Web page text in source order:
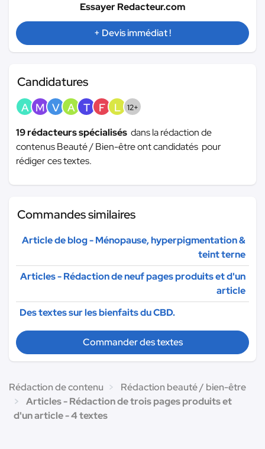
Essayer Redacteur.com
+ Devis immédiat !
Candidatures
A M V A T F L 12+
19 rédacteurs spécialisés dans la rédaction de
contenus Beauté / Bien-être ont candidatés pour
rédiger ces textes.
Commandes similaires
Article de blog - Ménopause, hyperpigmentation &
teint terne
Articles - Rédaction de neuf pages produits et d'un
article
Des textes sur les bienfaits du CBD.
Commander des textes
Rédaction de contenu
Rédaction beauté / bien-être
Articles - Rédaction de trois pages produits et
d'un article - 4 textes